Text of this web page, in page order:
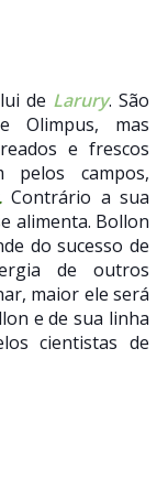
de Larury. São
Olimpus, mas
e frescos
campos,
Contrário a sua
alimenta. Bollon
do sucesso de
de outros
maior ele será
e de sua linha
cientistas de